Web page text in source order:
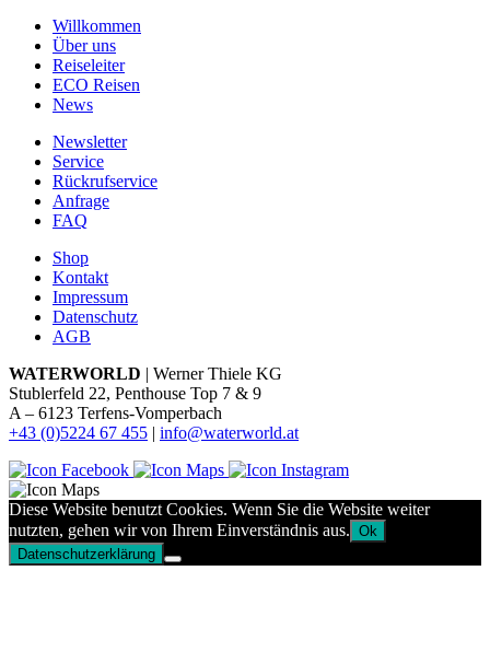
Willkommen
Über uns
Reiseleiter
ECO Reisen
News
Newsletter
Service
Rückrufservice
Anfrage
FAQ
Shop
Kontakt
Impressum
Datenschutz
AGB
WATERWORLD | Werner Thiele KG
Stublerfeld 22, Penthouse Top 7 & 9
A – 6123 Terfens-Vomperbach
+43 (0)5224 67 455 | info@waterworld.at
Diese Website benutzt Cookies. Wenn Sie die Website weiter
nutzten, gehen wir von Ihrem Einverständnis aus. Ok
Datenschutzerklärung